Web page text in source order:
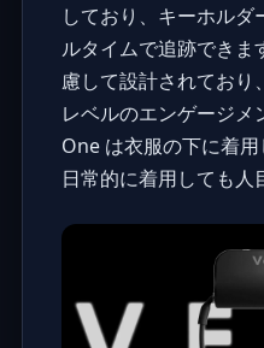
しており、キーホル
ルタイムで追跡できま
慮して設計されており
レベルのエンゲージ
One は衣服の下に着用
日常的に着用しても人